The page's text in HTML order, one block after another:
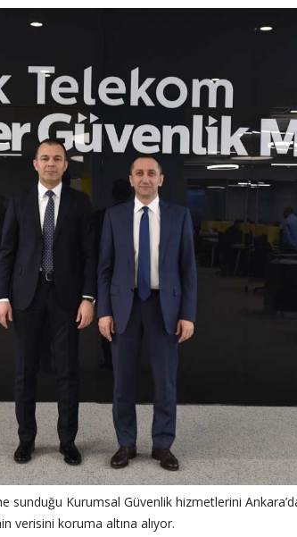
sunduğu Kurumsal Güvenlik hizmetlerini
verisini koruma altına alıyor.